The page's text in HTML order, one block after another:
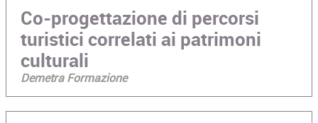
Co-progettazione di percorsi
turistici correlati ai patrimoni
culturali
Demetra Formazione